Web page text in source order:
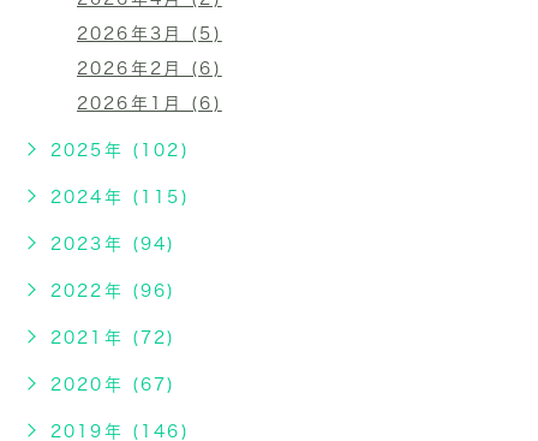
2026年3月 (5)
2026年2月 (6)
2026年1月 (6)
2025年 (102)
2024年 (115)
2023年 (94)
2022年 (96)
2021年 (72)
2020年 (67)
2019年 (146)